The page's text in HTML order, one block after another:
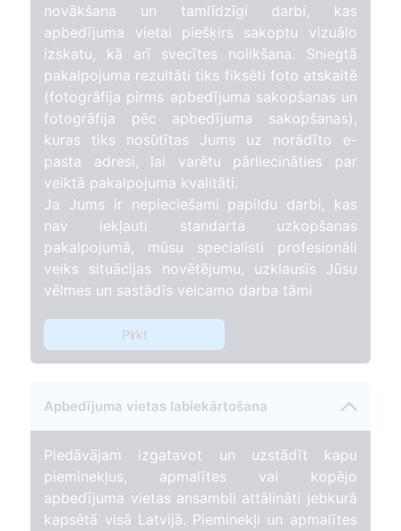
novākšana un tamlīdzīgi darbi, kas
apbedījuma vietai piešķirs sakoptu vizuālo
izskatu, kā arī svecītes nolikšana. Sniegtā
pakalpojuma rezultāti tiks fiksēti foto atskaitē
(fotogrāfija pirms apbedījuma sakopšanas un
fotogrāfija pēc apbedījuma sakopšanas),
kuras tiks nosūtītas Jums uz norādīto e-
pasta adresi, lai varētu pārliecināties par
veiktā pakalpojuma kvalitāti.
Ja Jums ir nepieciešami papildu darbi, kas
nav iekļauti standarta uzkopšanas
pakalpojumā, mūsu specialisti profesionāli
veiks situācijas novētējumu, uzklausīs Jūsu
vēlmes un sastādīs veicamo darba tāmi
Pirkt
Apbedījuma vietas labiekārtošana
Piedāvājam izgatavot un uzstādīt kapu
pieminekļus, apmalītes vai kopējo
apbedījuma vietas ansambli attālināti jebkurā
kapsētā visā Latvijā. Pieminekļi un apmalītes